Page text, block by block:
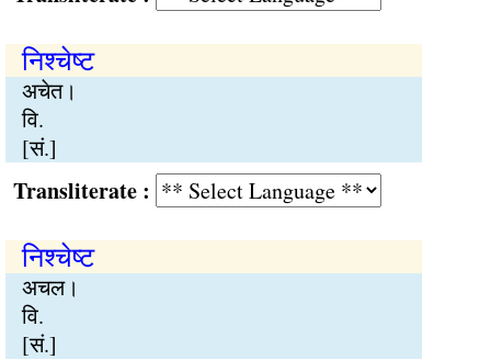
निश्चेष्ट
अचेत।
वि.
[सं.]
:
निश्चेष्ट
अचल।
वि.
[सं.]